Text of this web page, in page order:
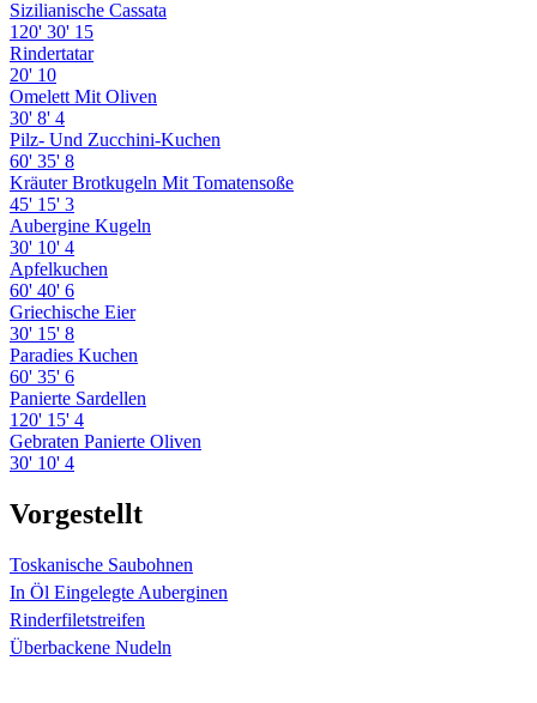
Sizilianische Cassata
120' 30' 15
Rindertatar
20' 10
Omelett Mit Oliven
30' 8' 4
Pilz- Und Zucchini-Kuchen
60' 35' 8
Kräuter Brotkugeln Mit Tomatensoße
45' 15' 3
Aubergine Kugeln
30' 10' 4
Apfelkuchen
60' 40' 6
Griechische Eier
30' 15' 8
Paradies Kuchen
60' 35' 6
Panierte Sardellen
120' 15' 4
Gebraten Panierte Oliven
30' 10' 4
Vorgestellt
Toskanische Saubohnen
In Öl Eingelegte Auberginen
Rinderfiletstreifen
Überbackene Nudeln